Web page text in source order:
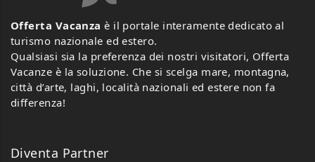
Offerta Vacanza è il portale interamente dedicato al
turismo nazionale ed estero.
Qualsiasi sia la preferenza dei nostri visitatori, Offerta
Vacanze è la soluzione. Che si scelga mare, montagna,
città d’arte, laghi, località nazionali ed estere non fa
differenza!
Diventa Partner